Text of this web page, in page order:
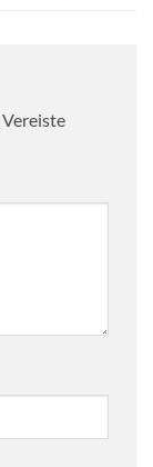
Vereiste